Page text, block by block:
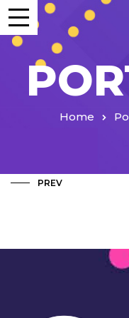
Home
PREV